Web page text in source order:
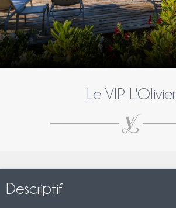
Le VIP L'Olivier
Descriptif